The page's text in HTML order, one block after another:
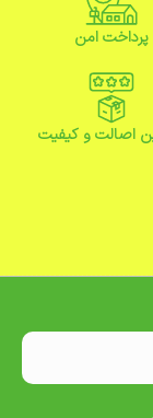
پرداخت امن
اصالت و کیفیت